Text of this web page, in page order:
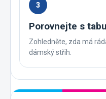
3
Porovnejte s
Zohledněte, zda má
dámský střih.